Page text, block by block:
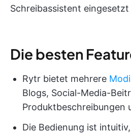
Schreibassistent
Die besten
Rytr bietet mehrere
Blogs, Social-Media-
Produktbeschreibungen
Die Bedienung ist